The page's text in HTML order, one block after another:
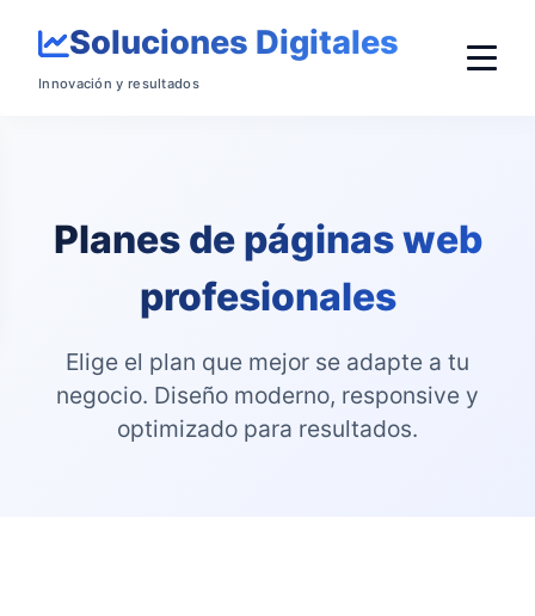
Soluciones Digitales
Innovación y resultados
Planes de páginas web
profesionales
Elige el plan que mejor se adapte a tu
negocio. Diseño moderno, responsive y
optimizado para resultados.